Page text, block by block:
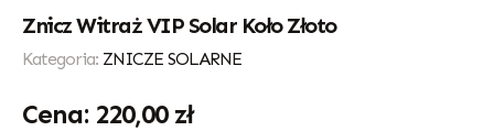
Znicz Witraż VIP Solar Koło Złoto
Kategoria: ZNICZE SOLARNE
220,00 zł